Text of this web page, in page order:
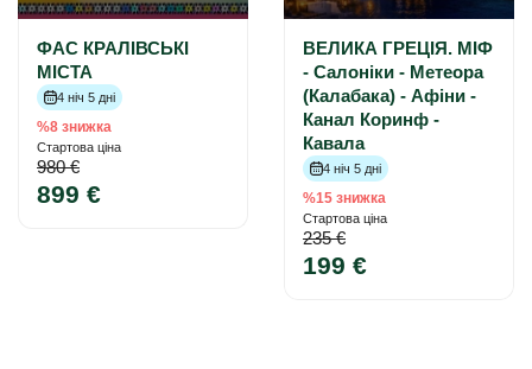
ФАС КРАЛІВСЬКІ
МІСТА
4 ніч 5 дні
%8 знижка
Стартова ціна
980 €
899 €
ВЕЛИКА ГРЕЦІЯ. МІФ
- Салоніки - Метеора
(Калабака) - Афіни -
Канал Коринф -
Кавала
4 ніч 5 дні
%15 знижка
Стартова ціна
235 €
199 €